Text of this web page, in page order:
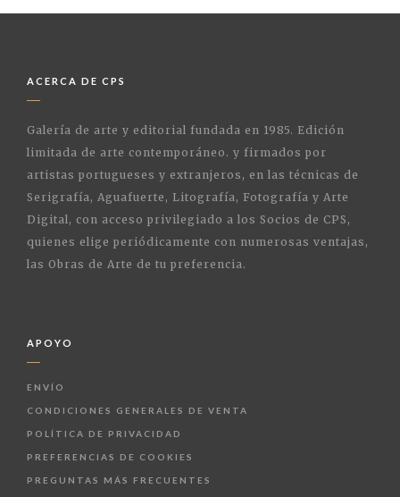
ACERCA DE CPS
Galería de arte y editorial fundada en 1985. Edición
limitada de arte contemporáneo. y firmados por
artistas portugueses y extranjeros, en las técnicas de
Serigrafía, Aguafuerte, Litografía, Fotografía y Arte
Digital, con acceso privilegiado a los Socios de CPS,
quienes elige periódicamente con numerosas ventajas,
las Obras de Arte de tu preferencia.
APOYO
ENVÍO
CONDICIONES GENERALES DE VENTA
POLÍTICA DE PRIVACIDAD
PREFERENCIAS DE COOKIES
PREGUNTAS MÁS FRECUENTES